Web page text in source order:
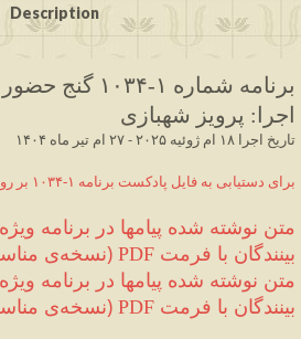
Description
برنامه شماره ۱ -۱۰۳۴
گنج حضور
اجرا : پرویز شهبازی
۱۴۰۴ تاریخ اجرا ۱۸ ام ژوئیه ۲۰۲۵ - ۲۷ ام تیر ماه
.برای دستیابی به فایل پادکست برنامه ۱-۱۰۳۴ بر روی این لینک کلیک کنید
متن نوشته شده
بینندگان با فرمت PDF
(نسخه‌ی مناسب پرینت رنگی
متن نوشته شده
بینندگان با فرمت PDF
(نسخه‌ی مناسب پرینت سیاه و سفید